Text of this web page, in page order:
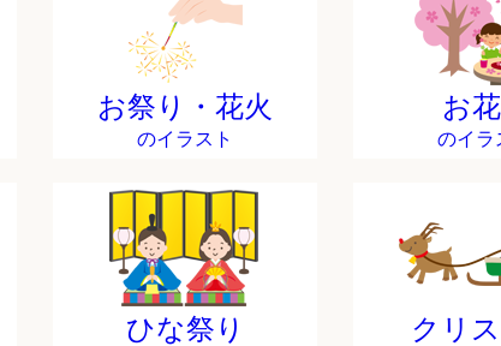
お祭り・花火
のイラスト
お
のイラ
ひな祭り クリ